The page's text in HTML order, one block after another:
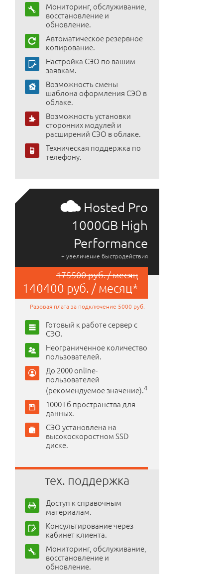
Мониторинг, обслуживание,
восстановление и
обновление.
Автоматическое резервное
копирование.
Настройка СЭО по вашим
заявкам.
Возможность смены
шаблона оформления СЭО в
облаке.
Возможность установки
сторонних модулей и
расширений СЭО в облаке.
Техническая поддержка по
телефону.
Hosted Pro
1000GB High
Performance
+ увеличение быстродействия
175500 руб. / месяц
140400 руб. / месяц*
Разовая плата за подключение 5000 руб.
Готовый к работе сервер с
СЭО.
Неограниченное количество
пользователей.
До 2000 online-
пользователей
(рекомендуемое значение).4
1000 Гб пространства для
данных.
СЭО установлена на
высокоскоростном SSD
диске.
тех. поддержка
Доступ к справочным
материалам.
Консультирование через
кабинет клиента.
Мониторинг, обслуживание,
восстановление и
обновление.